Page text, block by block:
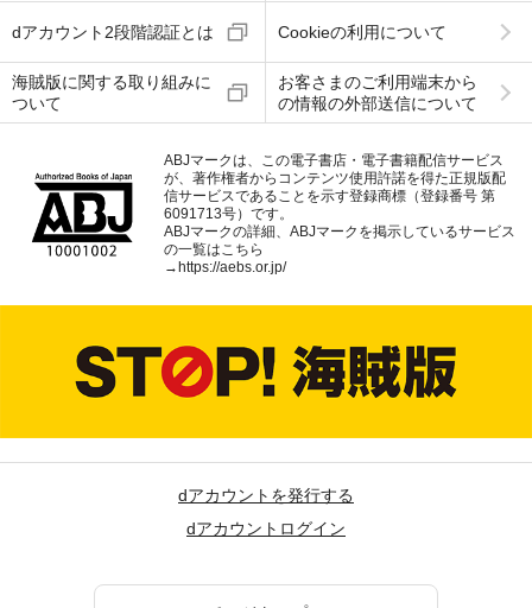
dアカウント2段階認証とは Cookieの利用について
海賊版に関する取り組みに
ついて
お客さまのご利用端末から
の情報の外部送信について
ABJマークは、この電子書店・電子書籍配信サービス
が、著作権者からコンテンツ使用許諾を得た正規版配
信サービスであることを示す登録商標（登録番号 第
6091713号）です。
ABJマークの詳細、ABJマークを掲示しているサービス
の一覧はこちら
→ https://aebs.or.jp/
dアカウントを発行する
dアカウントログイン